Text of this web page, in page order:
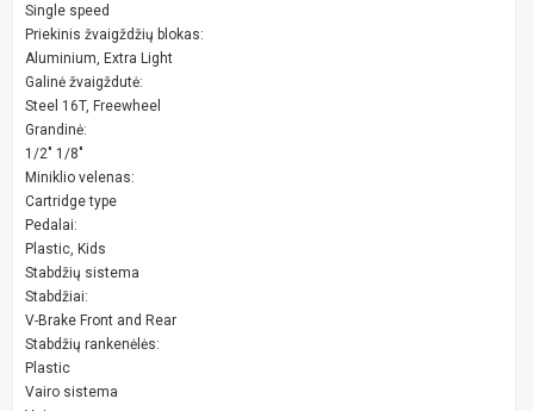
Single speed
Priekinis žvaigždžių blokas:
Aluminium, Extra Light
Galinė žvaigždutė:
Steel 16T, Freewheel
Grandinė:
1/2" 1/8"
Miniklio velenas:
Cartridge type
Pedalai:
Plastic, Kids
Stabdžių sistema
Stabdžiai:
V-Brake Front and Rear
Stabdžių rankenėlės:
Plastic
Vairo sistema